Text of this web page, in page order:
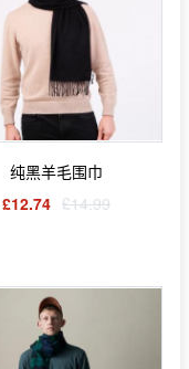
纯黑羊毛围巾
£12.74 £14.99